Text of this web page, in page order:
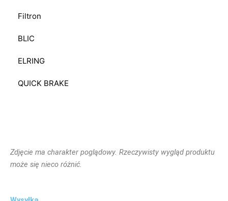
Filtron
BLIC
ELRING
QUICK BRAKE
Zdjęcie ma charakter poglądowy. Rzeczywisty wygląd produktu
może się nieco różnić.